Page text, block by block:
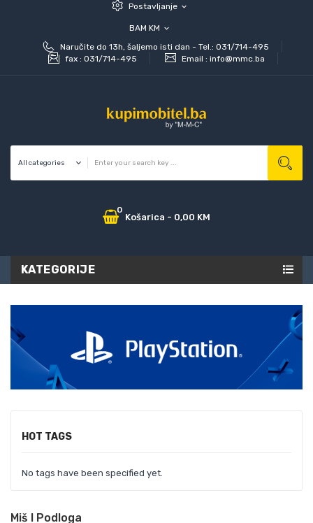
Postavljanje expand_more
BAM KM expand_more
Naručite do 13h, šaljemo isti dan - Tel.: 031/714-495
fax : 031/714-495 Email : info@mmc.ba
Košarica
0
- 0,00 KM
KATEGORIJE
HOT TAGS
No tags have been specified yet.
Miš I Podloga